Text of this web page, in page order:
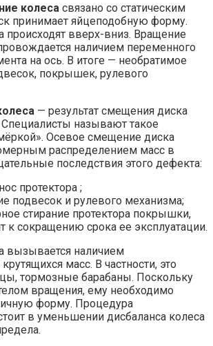
колеса связано со статическим
принимает яйцеподобную форму.
происходят вверх-вниз. Вращение
наличием переменного
на ось. В итоге — необратимое
покрышек, рулевого
— результат смещения диска
Специалисты называют такое
Осевое смещение диска
распределением масс в
последствия этого дефекта:
протектора ;
подвесок и рулевого механизма;
стирание протектора покрышки,
к сокращению срока ее эксплуатации.
вызывается наличием
масс. В частности, это
тормозные барабаны. Поскольку
вращения, ему необходимо
форму. Процедура
в уменьшении дисбаланса колеса